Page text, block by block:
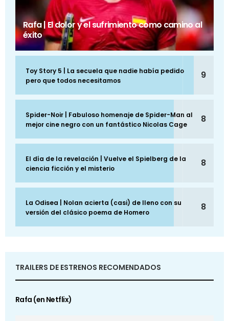
Rafa | El dolor y el sufrimiento como camino al
éxito
Toy Story 5 | La secuela que nadie había pedido
pero que todos necesitamos
9
Spider-Noir | Fabuloso homenaje de Spider-Man al
mejor cine negro con un fantástico Nicolas Cage
8
El día de la revelación | Vuelve el Spielberg de la
ciencia ficción y el misterio
8
La Odisea | Nolan acierta (casi) de lleno con su
versión del clásico poema de Homero
8
TRAILERS DE ESTRENOS RECOMENDADOS
Rafa (en Netflix)